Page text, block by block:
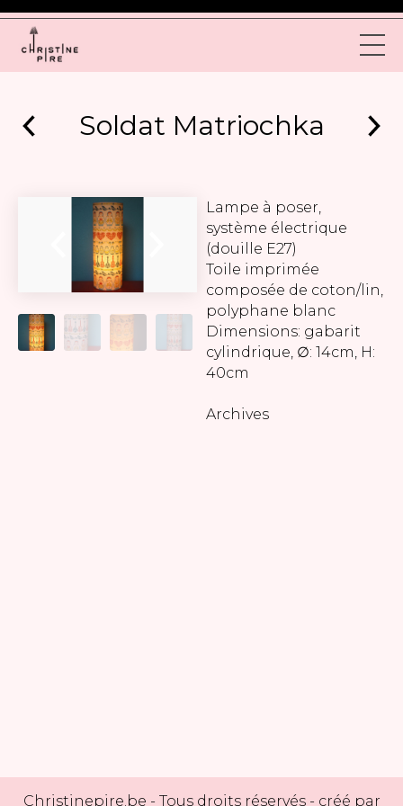
Soldat Matriochka
Lampe à poser,
système électrique
(douille E27)
Toile imprimée
composée de coton/lin,
polyphane blanc
Dimensions: gabarit
cylindrique, ∅: 14cm, H:
40cm
Archives
Christinepire.be - Tous droits réservés - créé par